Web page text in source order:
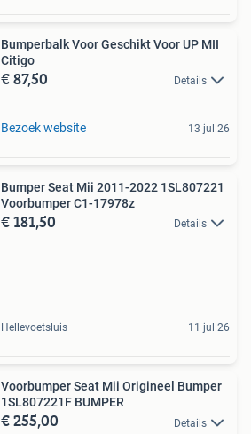
Bumperbalk Voor Geschikt Voor UP MII
Citigo
€ 87,50 Details
Bezoek website 13 jul 26
Bumper Seat Mii 2011-2022 1SL807221
Voorbumper C1-17978z
€ 181,50 Details
Hellevoetsluis 11 jul 26
Voorbumper Seat Mii Origineel Bumper
1SL807221F BUMPER
€ 255,00 Details